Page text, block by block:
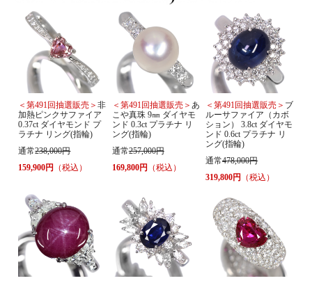
＜第491回抽選販売＞非
加熱ピンクサファイア
0.37ct ダイヤモンド プ
ラチナ リング(指輪)
通常238,000円
159,900円 （税込）
＜第491回抽選販売＞ あ
こや真珠 9㎜ ダイヤモ
ンド 0.3ct プラチナ リ
ング(指輪)
通常257,000円
169,800円 （税込）
＜第491回抽選販売＞ ブ
ルーサファイア（カボ
ション） 3.8ct ダイヤモ
ンド 0.6ct プラチナ リ
ング(指輪)
通常478,000円
319,800円 （税込）